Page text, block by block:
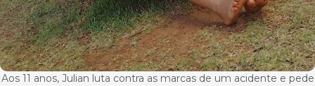
Aos 11 anos, Julian luta contra as marcas de um acidente e pede